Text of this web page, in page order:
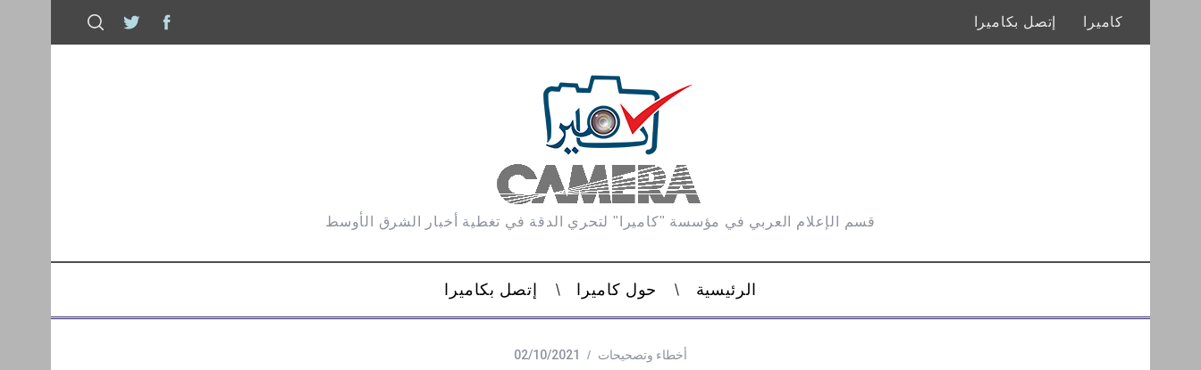
كاميرا إتصل بكاميرا
قسم الإعلام العربي في مؤسسة "كاميرا" لتحري الدقة في تغطية أخبار الشرق الأوسط
الرئيسية حول كاميرا إتصل بكاميرا
أخطاء وتصحيحات 02/10/2021